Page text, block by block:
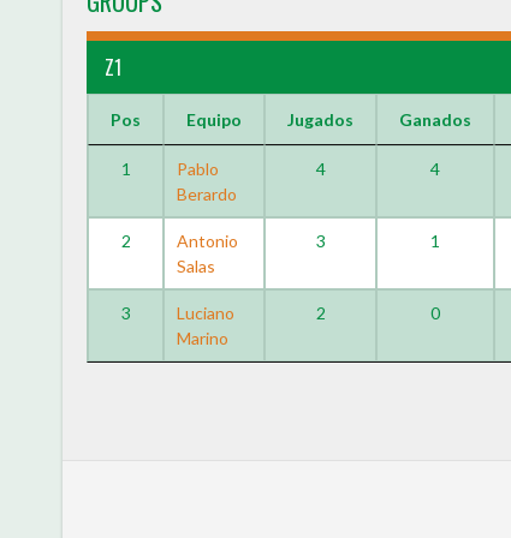
Z1
Pos Equipo Jugados Ganados
1
Pablo
Berardo
4 4
2
Antonio
Salas
3 1
3
Luciano
Marino
2 0